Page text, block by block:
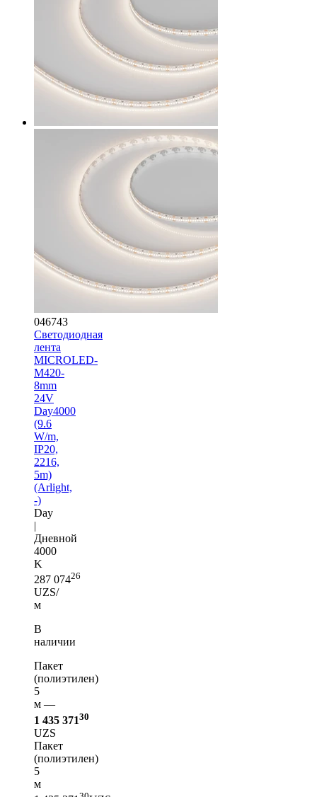
046743
Светодиодная
лента
MICROLED-
M420-
8mm
24V
Day4000
(9.6
W/m,
IP20,
2216,
5m)
(Arlight,
-)
Day
|
Дневной
4000
K
287 07426
UZS/
м
В
наличии
Пакет
(полиэтилен)
5
м —
1 435 37130
UZS
Пакет
(полиэтилен)
5
м